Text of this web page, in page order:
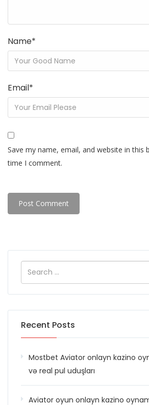
Name*
Email*
Save my name, email, and website in this
time I comment.
Recent Posts
Mostbet Aviator onlayn kazino
və real pul uduşları
Aviator oyun onlayn kazino